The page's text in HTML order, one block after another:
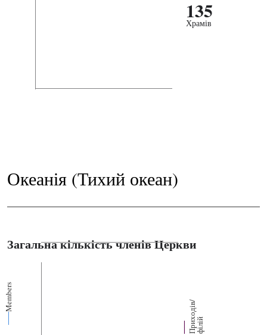
135
Храмів
Океанія (Тихий океан)
Загальна кількість членів Церкви
Members
П
р
их
о
д
і
в
/
ф
і
л
ій